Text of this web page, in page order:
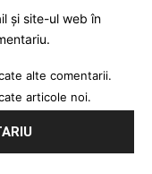
și site-ul web în
alte comentarii.
articole noi.